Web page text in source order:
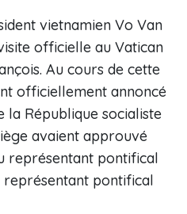
vietnamien Vo Van
officielle au Vatican
Au cours de cette
officiellement annoncé
la République socialiste
avaient approuvé
représentant pontifical
pontifical